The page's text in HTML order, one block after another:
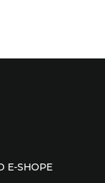
E-SHOPE